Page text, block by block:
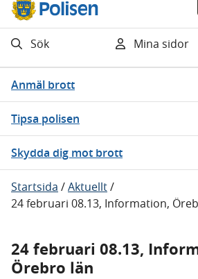
Sök Mina sidor
Anmäl brott
Tipsa polisen
Skydda dig mot brott
Startsida /Aktuellt/
24 februari 08.13, Information,
24 februari 08.13,
Örebro län